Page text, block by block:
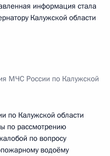
информация стала
Калужской области
МЧС России по Калужской
по Калужской области
по рассмотрению
по вопросу
водоёму